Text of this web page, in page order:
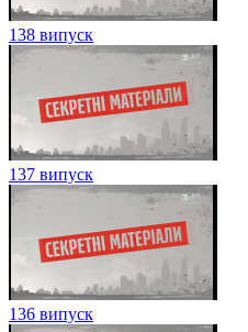
138 випуск
137 випуск
136 випуск